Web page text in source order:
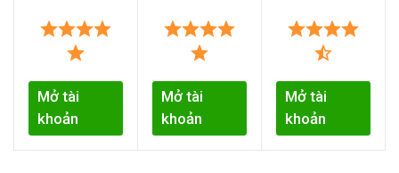
Mở tài
khoản
Mở tài
khoản
Mở tài
khoản